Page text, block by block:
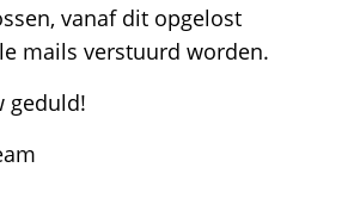
vanaf dit opgelost
mails verstuurd worden.
geduld!